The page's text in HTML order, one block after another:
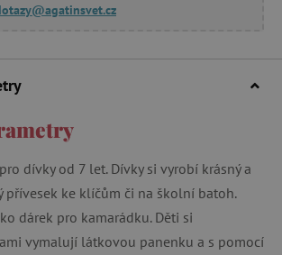
dívky od 7 let. Dívky si vyrobí krásný a
přívesek ke klíčům či na školní batoh.
dárek pro kamarádku. Děti si
vymalují látkovou panenku a s pomocí